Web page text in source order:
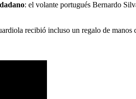
: el volante portugués Bernardo
recibió incluso un regalo de manos